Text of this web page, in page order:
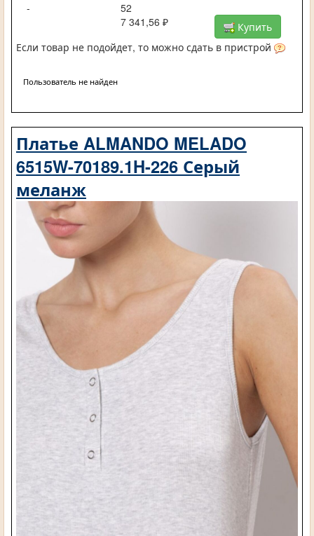
-
52
7 341,56 ₽
Купить
Если товар не подойдет, то можно сдать в пристрой
Пользователь не найден
Платье ALMANDO MELADO
6515W-70189.1H-226 Серый
меланж